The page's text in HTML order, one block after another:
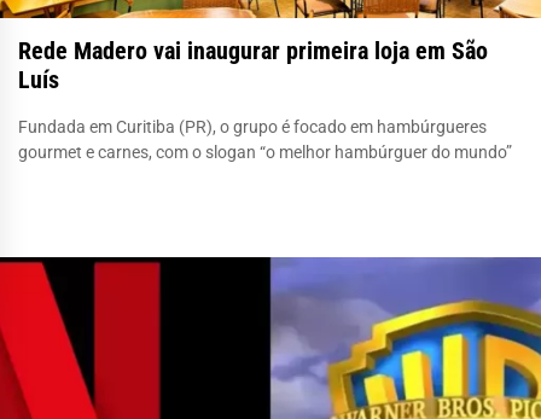
Rede Madero vai inaugurar primeira loja em São
Luís
Fundada em Curitiba (PR), o grupo é focado em hambúrgueres
gourmet e carnes, com o slogan “o melhor hambúrguer do mundo”